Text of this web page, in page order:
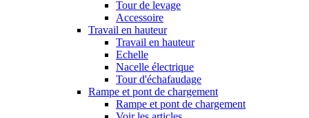
Tour de levage
Accessoire
Travail en hauteur
Travail en hauteur
Echelle
Nacelle électrique
Tour d'échafaudage
Rampe et pont de chargement
Rampe et pont de chargement